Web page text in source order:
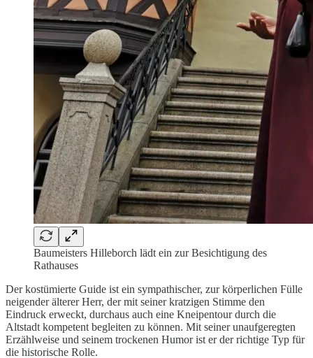
Baumeisters Hilleborch lädt ein zur Besichtigung des
Rathauses
Der kostümierte Guide ist ein sympathischer, zur körperlichen Fülle
neigender älterer Herr, der mit seiner kratzigen Stimme den
Eindruck erweckt, durchaus auch eine Kneipentour durch die
Altstadt kompetent begleiten zu können. Mit seiner unaufgeregten
Erzählweise und seinem trockenen Humor ist er der richtige Typ für
die historische Rolle.